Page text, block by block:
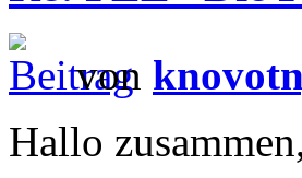
von
Hallo